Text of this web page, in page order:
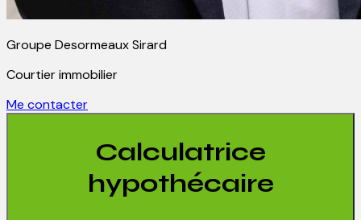
Groupe Desormeaux Sirard
Courtier immobilier
Me contacter
Calculatrice
hypothécaire